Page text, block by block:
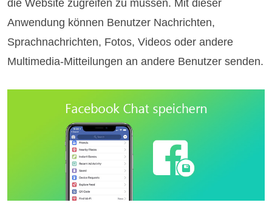
die Website zugreifen zu müssen. Mit dieser
Anwendung können Benutzer Nachrichten,
Sprachnachrichten, Fotos, Videos oder andere
Multimedia-Mitteilungen an andere Benutzer senden.